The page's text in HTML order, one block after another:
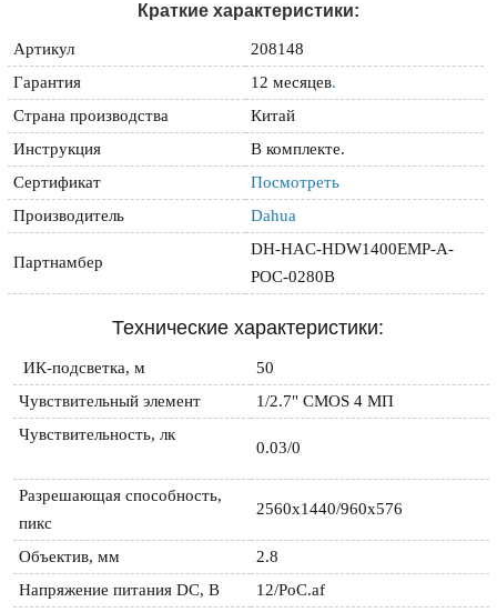
Краткие характеристики:
Артикул
208148
Гарантия
12 месяцев.
Страна производства
Китай
Инструкция
В комплекте.
Сертификат
Посмотреть
Производитель
Dahua
Партнамбер
DH-HAC-HDW1400EMP-A-
POC-0280B
Технические характеристики:
ИК-подсветка, м
50
Чувствительный элемент
1/2.7" CMOS 4 МП
Чувствительность, лк
0.03/0
Разрешающая способность,
пикс
2560х1440/960х576
Объектив, мм
2.8
Напряжение питания DC, B
12/PoC.af